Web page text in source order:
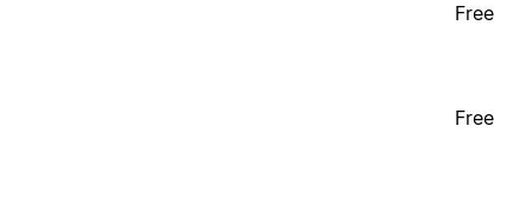
Free
Free